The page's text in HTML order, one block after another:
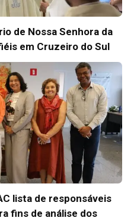
de Nossa Senhora da
em Cruzeiro do Sul
lista de responsáveis
fins de análise dos